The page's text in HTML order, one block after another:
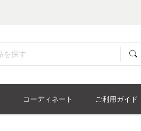
コーディネート ご利用ガイド